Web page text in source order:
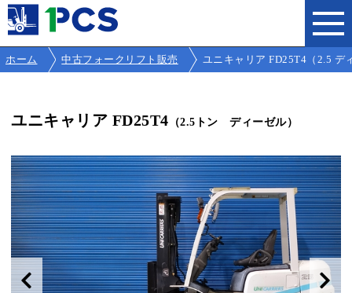
ホーム 中古フォークリフト販売 ユニキャリア FD25T4（2.5 デ
ユニキャリア FD25T4 （2.5トン ディーゼル）